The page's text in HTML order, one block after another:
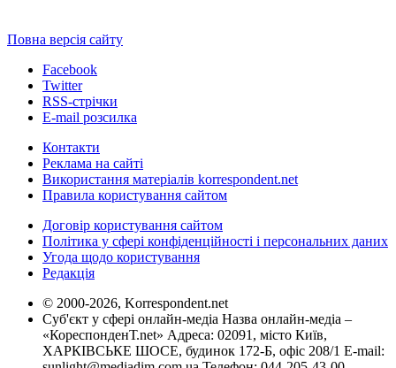
Повна версія сайту
Facebook
Twitter
RSS-стрічки
E-mail розсилка
Контакти
Реклама на сайті
Використання матеріалів korrespondent.net
Правила користування сайтом
Договір користування сайтом
Політика у сфері конфіденційності і персональних даних
Угода щодо користування
Редакція
© 2000-2026, Korrespondent.net
Суб'єкт у сфері онлайн-медіа Назва онлайн-медіа –
«КореспонденТ.net» Адреса: 02091, місто Київ,
ХАРКІВСЬКЕ ШОСЕ, будинок 172-Б, офіс 208/1 E-mail: